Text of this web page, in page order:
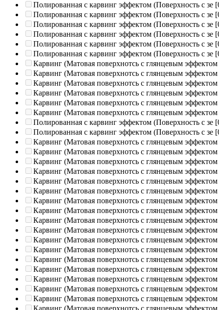
Полированная c карвинг эффектом (Поверхность с зе
Полированная c карвинг эффектом (Поверхность с зе
Полированная c карвинг эффектом (Поверхность с зе
Полированная c карвинг эффектом (Поверхность с зе
Полированная c карвинг эффектом (Поверхность с зе
Полированная c карвинг эффектом (Поверхность с зе
Карвинг (Матовая поверхнотсь с глянцевым эффектом
Карвинг (Матовая поверхнотсь с глянцевым эффектом
Карвинг (Матовая поверхнотсь с глянцевым эффектом
Карвинг (Матовая поверхнотсь с глянцевым эффектом
Карвинг (Матовая поверхнотсь с глянцевым эффектом
Карвинг (Матовая поверхнотсь с глянцевым эффектом
Полированная c карвинг эффектом (Поверхность с зе
Полированная c карвинг эффектом (Поверхность с зе
Карвинг (Матовая поверхнотсь с глянцевым эффектом
Карвинг (Матовая поверхнотсь с глянцевым эффектом
Карвинг (Матовая поверхнотсь с глянцевым эффектом
Карвинг (Матовая поверхнотсь с глянцевым эффектом
Карвинг (Матовая поверхнотсь с глянцевым эффектом
Карвинг (Матовая поверхнотсь с глянцевым эффектом
Карвинг (Матовая поверхнотсь с глянцевым эффектом
Карвинг (Матовая поверхнотсь с глянцевым эффектом
Карвинг (Матовая поверхнотсь с глянцевым эффектом
Карвинг (Матовая поверхнотсь с глянцевым эффектом
Карвинг (Матовая поверхнотсь с глянцевым эффектом
Карвинг (Матовая поверхнотсь с глянцевым эффектом
Карвинг (Матовая поверхнотсь с глянцевым эффектом
Карвинг (Матовая поверхнотсь с глянцевым эффектом
Карвинг (Матовая поверхнотсь с глянцевым эффектом
Карвинг (Матовая поверхнотсь с глянцевым эффектом
Карвинг (Матовая поверхнотсь с глянцевым эффектом